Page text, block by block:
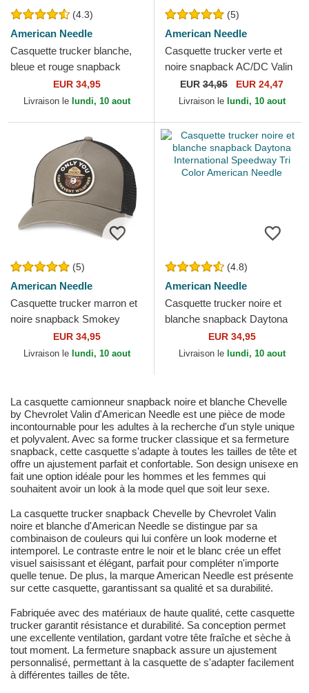
(4.3)
American Needle
Casquette trucker blanche,
bleue et rouge snapback
Mack Trucks Twill Valin
Patch American Needle
EUR 34,95
Livraison le lundi, 10 aout
(5)
American Needle
Casquette trucker verte et
noire snapback AC/DC Valin
American Needle
EUR 34,95 EUR 24,47
Livraison le lundi, 10 aout
(5)
American Needle
Casquette trucker marron et
noire snapback Smokey
Bear Valin American Needle
EUR 34,95
Livraison le lundi, 10 aout
(4.8)
American Needle
Casquette trucker noire et
blanche snapback Daytona
International Speedway Tri
Color American Needle
EUR 34,95
Livraison le lundi, 10 aout
La casquette camionneur snapback noire et blanche Chevelle
by Chevrolet Valin d'American Needle est une pièce de mode
incontournable pour les adultes à la recherche d'un style unique
et polyvalent. Avec sa forme trucker classique et sa fermeture
snapback, cette casquette s'adapte à toutes les tailles de tête et
offre un ajustement parfait et confortable. Son design unisexe en
fait une option idéale pour les hommes et les femmes qui
souhaitent avoir un look à la mode quel que soit leur sexe.
La casquette trucker snapback Chevelle by Chevrolet Valin
noire et blanche d'American Needle se distingue par sa
combinaison de couleurs qui lui confère un look moderne et
intemporel. Le contraste entre le noir et le blanc crée un effet
visuel saisissant et élégant, parfait pour compléter n'importe
quelle tenue. De plus, la marque American Needle est présente
sur cette casquette, garantissant sa qualité et sa durabilité.
Fabriquée avec des matériaux de haute qualité, cette casquette
trucker garantit résistance et durabilité. Sa conception permet
une excellente ventilation, gardant votre tête fraîche et sèche à
tout moment. La fermeture snapback assure un ajustement
personnalisé, permettant à la casquette de s'adapter facilement
à différentes tailles de tête.